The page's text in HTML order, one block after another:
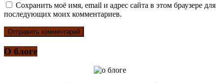
Сохранить моё имя, email и адрес сайта в этом браузере для
последующих моих комментариев.
О блоге